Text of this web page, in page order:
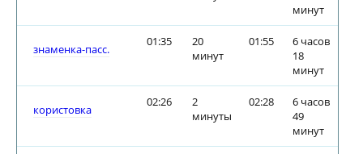
минут
знаменка-пасс.
01:35
20
минут
01:55
6 часов
18
минут
користовка
02:26
2
минуты
02:28
6 часов
49
минут